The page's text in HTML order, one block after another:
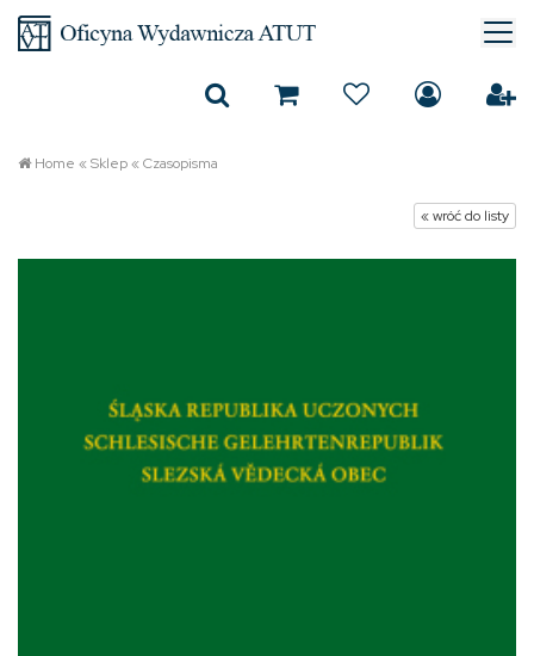
Home «Sklep«Czasopisma
« wróć do listy